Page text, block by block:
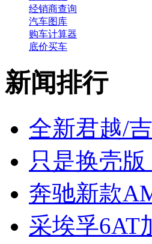
经销商查询
汽车图库
购车计算器
底价买车
新闻排行
全新君越/
只是换壳
奔驰新款
采埃孚6AT